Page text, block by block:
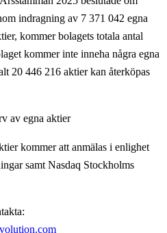
indragning av 7 371 042 egna
kommer bolagets totala antal
kommer inte inneha några egna
20 446 216 aktier kan återköpas
av egna aktier
kommer att anmälas i enlighet
samt Nasdaq Stockholms
: